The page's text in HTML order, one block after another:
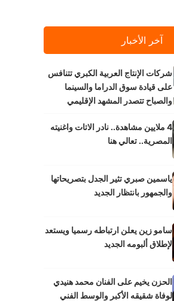
آخر الأخبار
شركات الإنتاج العربية الكبري تتنافس
على قيادة سوق الدراما والسينما
والصباح تتصدر المشهد الإقليمي
4 ملايين مشاهدة.. نادر الاتات واغنيته
المصرية.. تعالي هنا
ياسمين صبري تثير الجدل بتصريحاتها
والجمهور بانتظار الجديد
سامو زين يعلن ارتباطه رسميا ويستعد
لإطلاق ألبومه الجديد
الحزن يخيم على الفنان محمد هنيدي
لوفاة شقيقه الأكبر والوسط الفني